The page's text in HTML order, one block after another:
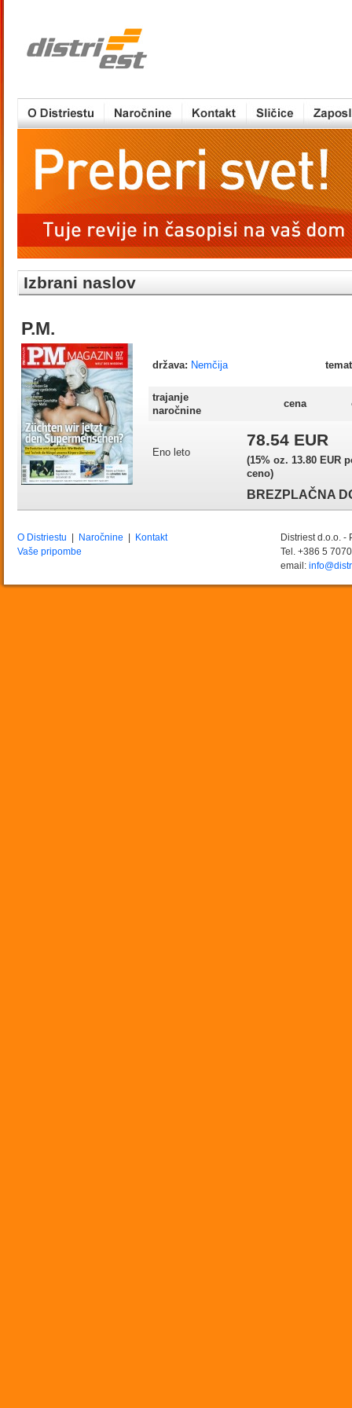
Izbrani naslov
P.M.
država: Nemčija
trajanje
naročnine
cena
Eno leto
78.54 EUR
(15% oz. 13.80 EUR
ceno)
BREZPLAČNA
O Distriestu Naročnine
Kontakt
Vaše pripombe
Distriest d.o.o. -
Tel. +386 5
email: